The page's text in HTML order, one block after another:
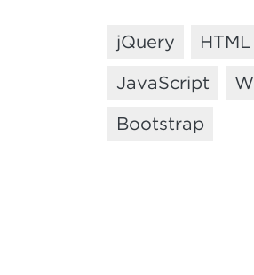
jQuery HTML
JavaScript
Bootstrap